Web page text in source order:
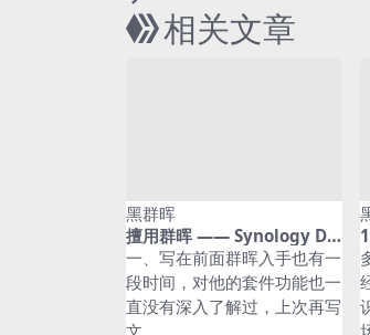
相关文章
黑群晖
擅用群晖 —— Synology Dri
ve，你的私人数据小管家！
一、写在前面群晖入手也有一
段时间，对他的套件功能也一
直没有深入了解过，上次再写
文...